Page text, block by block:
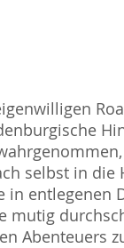
selbst in die
in entlegenen
mutig
Abenteuers